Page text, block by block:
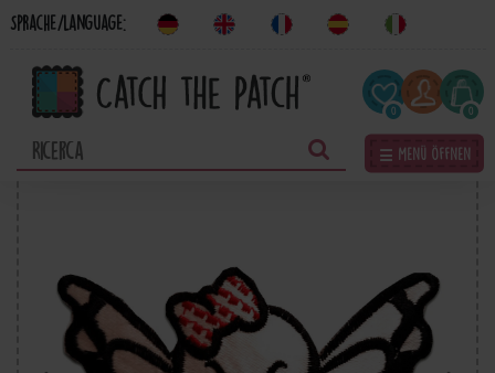
Sprache/Language:
0
☰ Menü öffnen